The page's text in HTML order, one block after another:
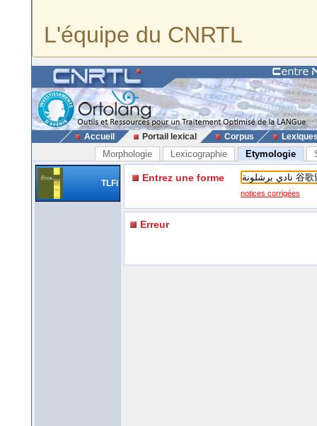
L'équipe du CNRTL
Accueil Portail lexical Corpus
Morphologie Lexicographie Etymologie
TLFi Entrez une forme
notices corrigées
Erreur